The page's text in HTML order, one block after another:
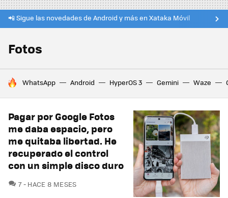
📲 Sigue las novedades de Android y más en Xataka Móvil
Fotos
HOY SE HABLA DE
WhatsApp Android HyperOS 3 Gemini Waze
Pagar por Google Fotos
me daba espacio, pero
me quitaba libertad. He
recuperado el control
con un simple disco duro
7COMENTARIOS
HACE 8 MESES